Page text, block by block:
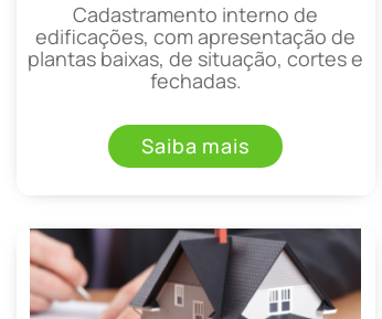
Cadastramento interno de
edificações, com apresentação de
plantas baixas, de situação, cortes e
fechadas.
Saiba mais